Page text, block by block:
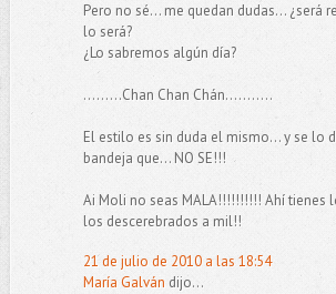
Pero no sé... me quedan dudas... ¿será
lo será?
¿Lo sabremos algún día?
.........Chan Chan Chán...........
El estilo es sin duda el mismo... y se lo
bandeja que... NO SE!!!
Ai Moli no seas MALA!!!!!!!!!! Ahí tienes
los descerebrados a mil!!
21 de julio de 2010 a las 18:54
María Galván dijo...